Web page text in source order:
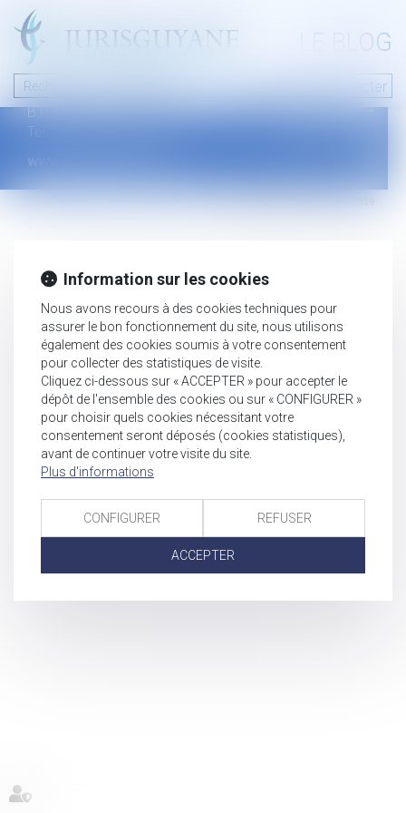
LE BLOG
Nous contacter
46 avenue de la liberté
B.P.315 - 97327 Cayenne Cedex
Tel : +594 594 29 45 35
www.jurisguyane.com
Mentions légales
Information sur les cookies
Nous avons recours à des cookies techniques pour
assurer le bon fonctionnement du site, nous utilisons
également des cookies soumis à votre consentement
pour collecter des statistiques de visite.
Cliquez ci-dessous sur « ACCEPTER » pour accepter le
dépôt de l'ensemble des cookies ou sur « CONFIGURER »
pour choisir quels cookies nécessitant votre
consentement seront déposés (cookies statistiques),
avant de continuer votre visite du site.
Plus d'informations
CONFIGURER REFUSER
ACCEPTER